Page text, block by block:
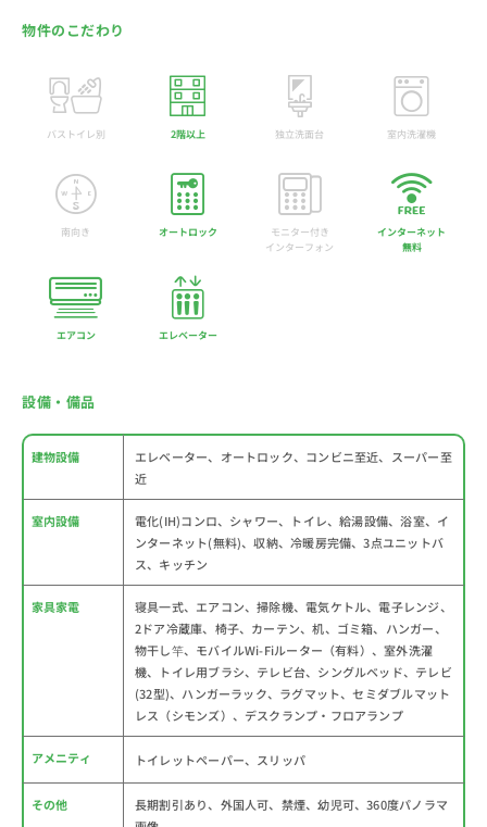
物件のこだわり
バストイレ別 2階以上 独立洗面台 室内洗濯機
南向き オートロック
モニター付き
インターフォン
インターネット
無料
エアコン エレベーター
設備・備品
建物設備
エレベーター、オートロック、コンビニ至近、スーパー至
近
室内設備
電化(IH)コンロ、シャワー、トイレ、給湯設備、浴室、イ
ンターネット(無料)、収納、冷暖房完備、3点ユニットバ
ス、キッチン
家具家電
寝具一式、エアコン、掃除機、電気ケトル、電子レンジ、
2ドア冷蔵庫、椅子、カーテン、机、ゴミ箱、ハンガー、
物干し竿、モバイルWi-Fiルーター（有料）、室外洗濯
機、トイレ用ブラシ、テレビ台、シングルベッド、テレビ
(32型)、ハンガーラック、ラグマット、セミダブルマット
レス（シモンズ）、デスクランプ・フロアランプ
アメニティ トイレットペーパー、スリッパ
その他
長期割引あり、外国人可、禁煙、幼児可、360度パノラマ